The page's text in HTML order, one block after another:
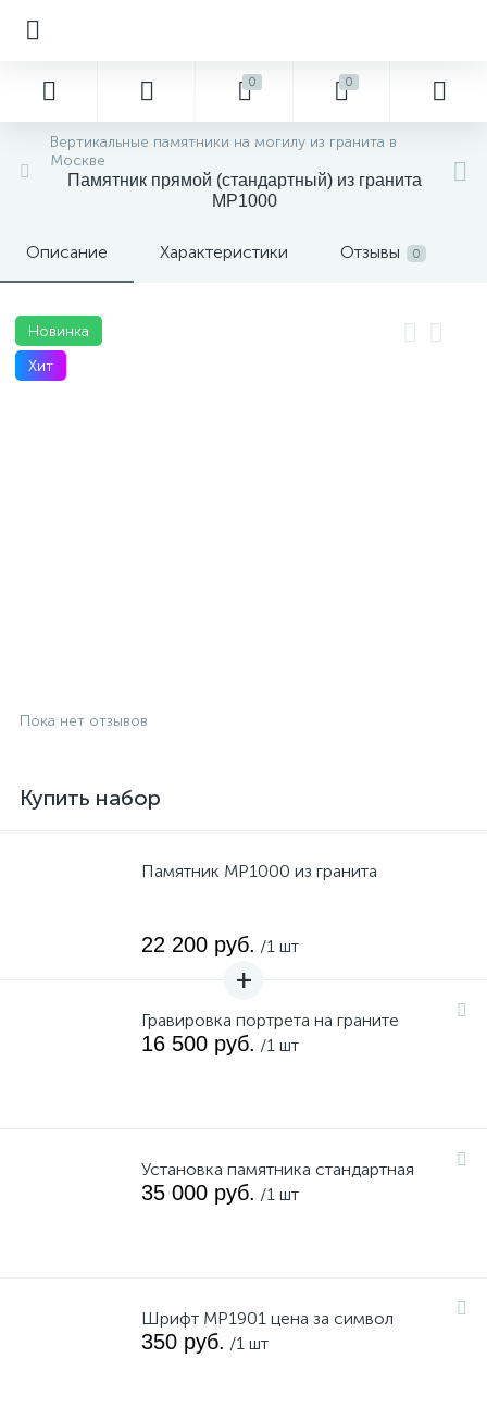
0 0
Вертикальные памятники на могилу из гранита в
Москве
Памятник прямой (стандартный) из гранита
MP1000
Описание Характеристики Отзывы 0
Новинка
Хит
Пока нет отзывов
Купить набор
Памятник MP1000 из гранита
22 200 руб. /1 шт
Гравировка портрета на граните
16 500 руб. /1 шт
Установка памятника стандартная
35 000 руб. /1 шт
Шрифт MP1901 цена за символ
350 руб. /1 шт